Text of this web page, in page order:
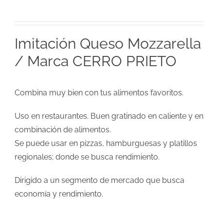
Imitación Queso Mozzarella
/ Marca CERRO PRIETO
Combina muy bien con tus alimentos favoritos.
Uso en restaurantes. Buen gratinado en caliente y en
combinación de alimentos.
Se puede usar en pizzas, hamburguesas y platillos
regionales; donde se busca rendimiento.
Dirigido a un segmento de mercado que busca
economía y rendimiento.